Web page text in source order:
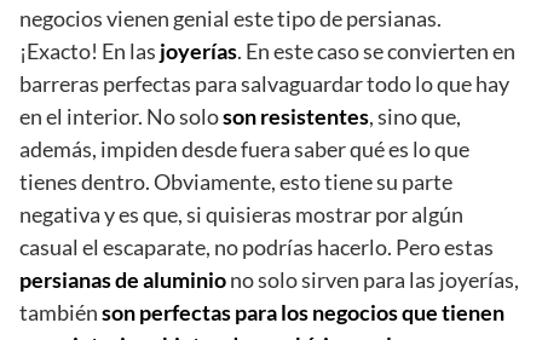
negocios vienen genial este tipo de persianas.
¡Exacto! En las joyerías. En este caso se convierten en
barreras perfectas para salvaguardar todo lo que hay
en el interior. No soloson resistentes, sino que,
además, impiden desde fuera saber qué es lo que
tienes dentro. Obviamente, esto tiene su parte
negativa y es que, si quisieras mostrar por algún
casual el escaparate, no podrías hacerlo. Pero estas
persianas de aluminiono solo sirven para las joyerías,
tambiénson perfectas para los negocios que tienen